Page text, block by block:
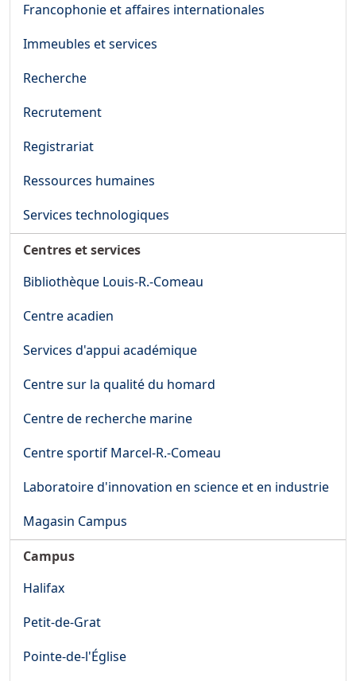
Francophonie et affaires internationales
Immeubles et services
Recherche
Recrutement
Registrariat
Ressources humaines
Services technologiques
Centres et services
Bibliothèque Louis-R.-Comeau
Centre acadien
Services d'appui académique
Centre sur la qualité du homard
Centre de recherche marine
Centre sportif Marcel-R.-Comeau
Laboratoire d'innovation en science et en industrie
Magasin Campus
Campus
Halifax
Petit-de-Grat
Pointe-de-l'Église